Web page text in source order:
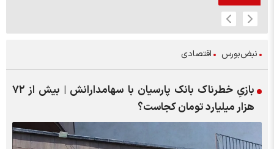
نبض‌بورس اقتصادی
بازیِ خطرناک بانک پارسیان با سهامدارانش | بیش از ۷۲
هزار میلیارد تومان کجاست؟